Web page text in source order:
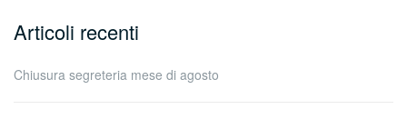
Articoli recenti
Chiusura segreteria mese di agosto